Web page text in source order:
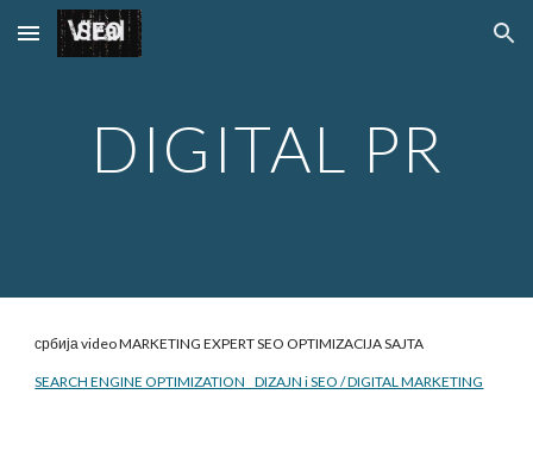
Skip to main content Skip to navigation
DIGITAL PR
србија video MARKETING EXPERT SEO OPTIMIZACIJA SAJTA
SEARCH ENGINE OPTIMIZATION DIZAJN i SEO / DIGITAL MARKETING